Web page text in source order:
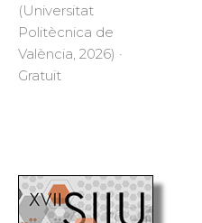
(Universitat
Politècnica de
València, 2026) ·
Gratuït